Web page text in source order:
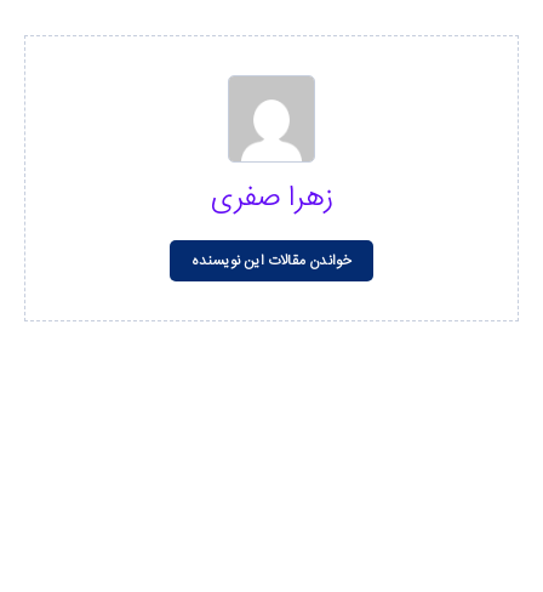
زهرا صفری
خواندن مقالات این نویسنده